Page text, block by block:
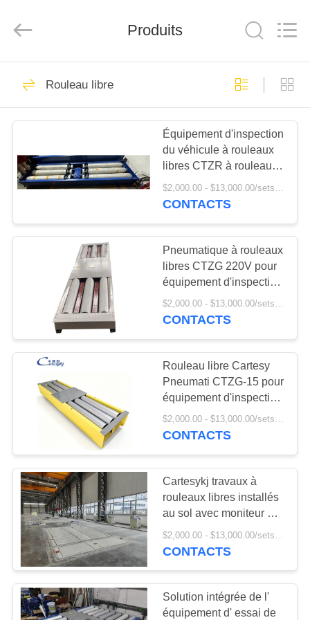
APERÇU
PRODUITS
VIDÉOS
PROPOS
VISITE
D'USINE
CONTRÔLE
QUALITÉ
CONTACT
NOUVELLES
TOUS
LES
Diagnosis
Technology
Combinaison de
lignes d'essai du
véhicule
Testeur de freinage
47
Testeur de charge
des roues d'essieu
Testeur de
glissement latéral
Produits
Rouleau libre
Équipement d'inspection
du véhicule à rouleaux
libres CTZR à rouleaux
libres pour véhicule
$2,000.00 - $13,000.00/sets MOQ:1 unité
CONTACTS
Pneumatique à rouleaux
libres CTZG 220V pour
équipement d'inspection
des véhicules
$2,000.00 - $13,000.00/sets MOQ:1 unité
CONTACTS
Rouleau libre Cartesy
Pneumati CTZG-15 pour
équipement d'inspection
de véhicules avec
capacité de 15T,
pneumatique
$2,000.00 - $13,000.00/sets MOQ:1 unité
CONTACTS
Cartesykj travaux à
rouleaux libres installés
au sol avec moniteur de
vitesse moniteur de
freins moniteur de
CONTACTS
Solution intégrée de l'
équipement d' essai de